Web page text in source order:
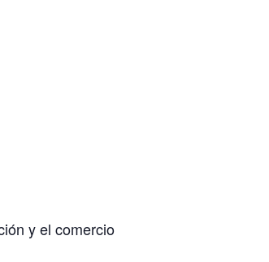
y el comercio